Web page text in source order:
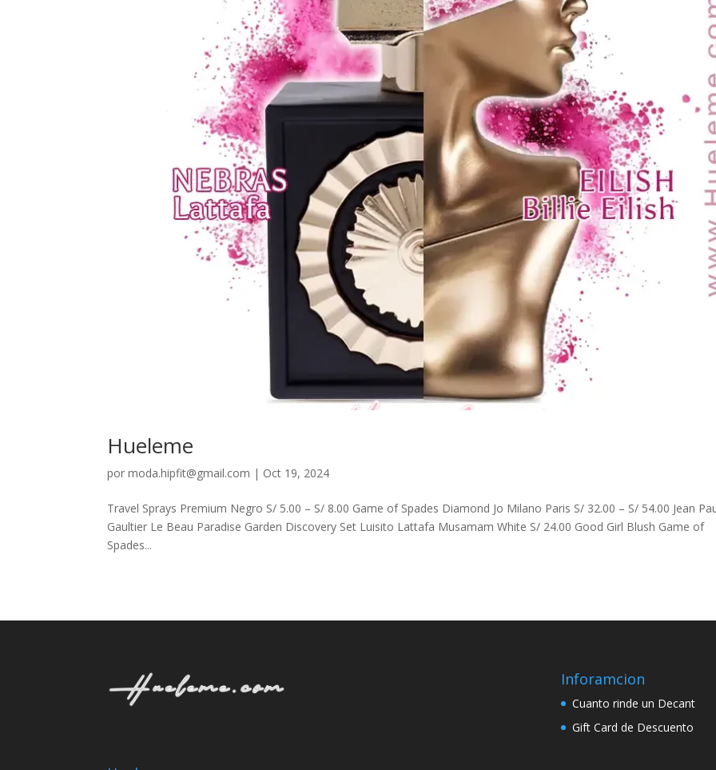
Hueleme
pormoda.hipfit@gmail.com | Oct 19, 2024
Travel Sprays Premium Negro S/ 5.00 – S/ 8.00 Game of Spades Diamond Jo Milano Paris S/ 32.00 – S/ 54.00 Jean
Gaultier Le Beau Paradise Garden Discovery Set Luisito Lattafa Musamam White S/ 24.00 Good Girl Blush Game of
Spades...
Inforamcion
Cuanto rinde un Decant
Gift Card de Descuento